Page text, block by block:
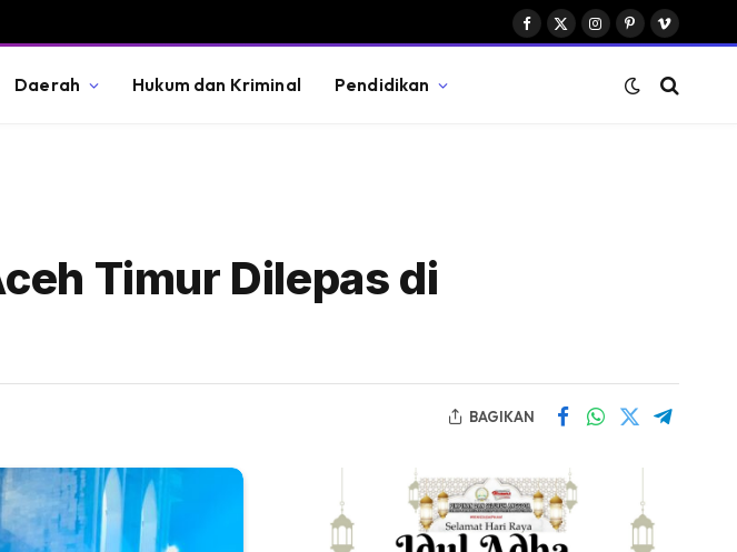
Facebook
X
Instagram
PinterestVimeo
Daerah Hukum dan Kriminal Pendidikan
Timur Dilepas di
BAGIKAN